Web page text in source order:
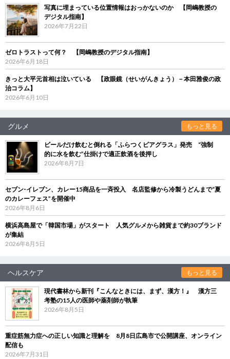
写真に埋まっている位置情報はおっかないのか 【岡嶋教授の
デジタル指南】
2026年7月22日
ゼロトラストって何？ 【岡嶋教授のデジタル指南】
2026年6月18日
きっと大平元首相は泣いている 【政眼鏡（せいがんきょう）－本田雅俊の政
治コラム】
2026年6月10日
グルメ もっと見る
ビールだけ飲むと倒れる「ふらつくビアグラス」発売 “強制
的に水を飲む”仕掛けで適正飲酒を後押し
2026年8月7日
セブン‐イレブン、カレー15商品を一斉投入 名店監修から冷製うどんまで“夏
のカレーフェス”を開催中
2026年8月6日
横浜高島屋で「韓国市場」がスタート 人気グルメから雑貨まで約30ブランド
が集結
2026年8月5日
ヘルスケア もっと見る
現代書林から新刊『こんなときには、まず、漢方！』 漢方三
考塾の15人の医師や薬剤師が執筆
2026年8月5日
重症筋無力症への正しい知識と理解を 8月8日広島市で公開講座、オンライン
配信も
2026年7月31日